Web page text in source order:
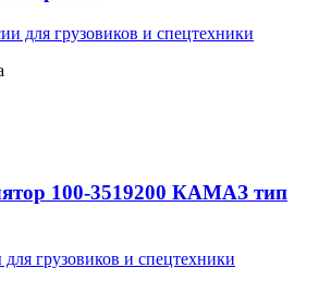
для грузовиков и спецтехники
100-3519200 КАМАЗ тип
грузовиков и спецтехники